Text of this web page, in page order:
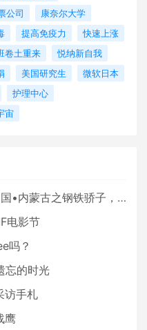
公司
康奈尔大学
提高免疫力
快速上涨
卷土重来
悦纳新自我
美国研究生
微软日本
护理中心
宙
内蒙古之钢铁骄子，魅力包头
电影节
吗？
忘的时光
访手札
鹰